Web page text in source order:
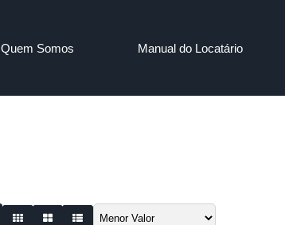
Quem Somos Manual do Locatário